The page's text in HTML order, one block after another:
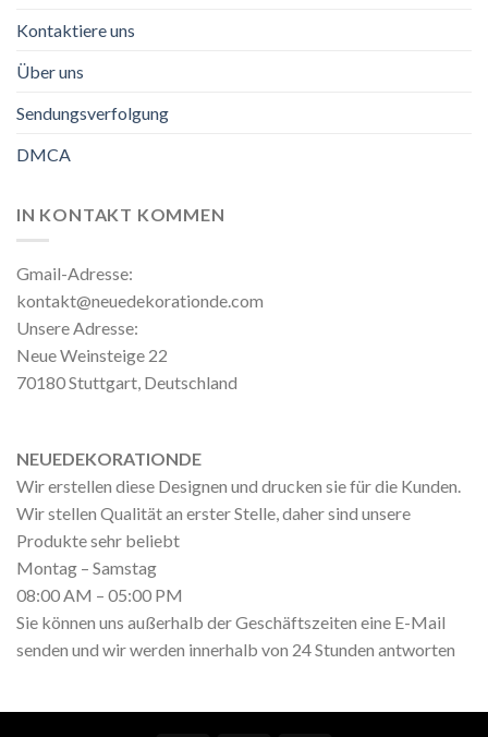
Kontaktiere uns
Über uns
Sendungsverfolgung
DMCA
IN KONTAKT KOMMEN
Gmail-Adresse:
kontakt@neuedekorationde.com
Unsere Adresse:
Neue Weinsteige 22
70180 Stuttgart, Deutschland
NEUEDEKORATIONDE
Wir erstellen diese Designen und drucken sie für die Kunden.
Wir stellen Qualität an erster Stelle, daher sind unsere
Produkte sehr beliebt
Montag – Samstag
08:00 AM – 05:00 PM
Sie können uns außerhalb der Geschäftszeiten eine E-Mail
senden und wir werden innerhalb von 24 Stunden antworten